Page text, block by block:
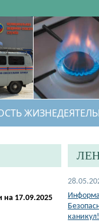
17.09.2025
каникул!